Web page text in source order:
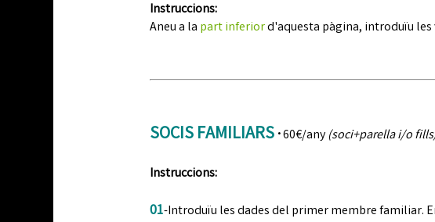
Instruccions:
Aneu a la part inferiord'aquesta pàgina, introduïu
SOCIS FAMILIARS·60€/any (soci+parella i/o
Instruccions:
01-Introduïu les dades del primer membre familiar.